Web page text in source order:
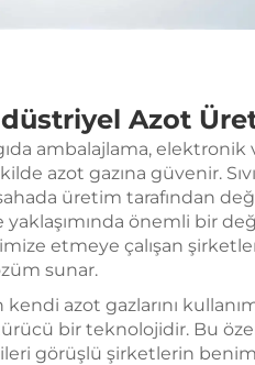
Azot
ambalajlama,
azot gazına güvenir.
üretim tarafından
önemli bir
etmeye çalışan
sunar.
azot gazlarını
bir teknolojidir. Bu
ileri görüşlü şirketlerin